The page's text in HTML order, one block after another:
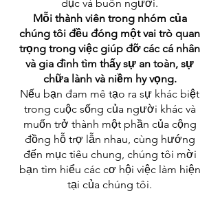
dục và buôn người.
Mỗi thành viên trong nhóm của
chúng tôi đều đóng một vai trò quan
trọng trong việc giúp đỡ các cá nhân
và gia đình tìm thấy sự an toàn, sự
chữa lành và niềm hy vọng.
Nếu bạn đam mê tạo ra sự khác biệt
trong cuộc sống của người khác và
muốn trở thành một phần của cộng
đồng hỗ trợ lẫn nhau, cùng hướng
đến mục tiêu chung, chúng tôi mời
bạn tìm hiểu các cơ hội việc làm hiện
tại của chúng tôi.